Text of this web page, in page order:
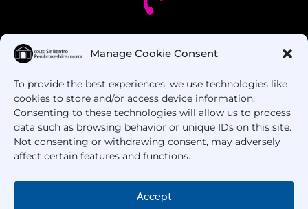
Manage Cookie Consent
To provide the best experiences, we use technologies like
cookies to store and/or access device information.
Consenting to these technologies will allow us to process
data such as browsing behavior or unique IDs on this site.
Not consenting or withdrawing consent, may adversely
affect certain features and functions.
Accept
Oes gennych chi gwestiynau? Ffoniwch ni!
+44 1437 753 000
Coleg Sir Benfro